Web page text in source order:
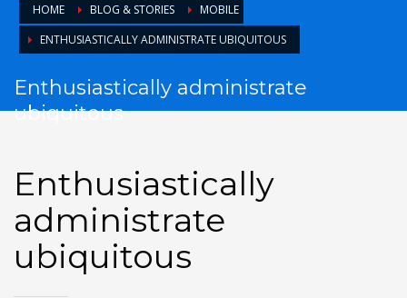
HOME BLOG & STORIES
MOBILE
ENTHUSIASTICALLY ADMINISTRATE UBIQUITOUS
Enthusiastically administrate
ubiquitous
Enthusiastically
administrate
ubiquitous